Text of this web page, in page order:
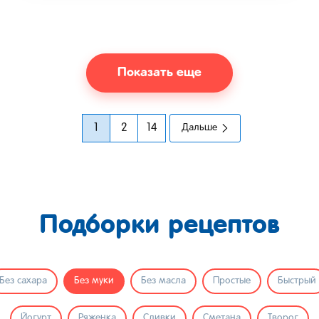
Показать еще
1 2 14 Дальше
Подборки рецептов
Без сахара Без муки Без масла Простые Быстрый